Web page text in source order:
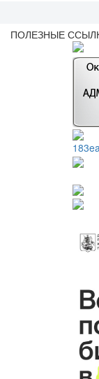
ПОЛЕЗНЫЕ